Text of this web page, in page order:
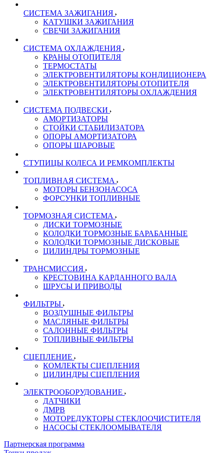
СИСТЕМА ЗАЖИГАНИЯ
КАТУШКИ ЗАЖИГАНИЯ
СВЕЧИ ЗАЖИГАНИЯ
СИСТЕМА ОХЛАЖДЕНИЯ
КРАНЫ ОТОПИТЕЛЯ
ТЕРМОСТАТЫ
ЭЛЕКТРОВЕНТИЛЯТОРЫ КОНДИЦИОНЕРА
ЭЛЕКТРОВЕНТИЛЯТОРЫ ОТОПИТЕЛЯ
ЭЛЕКТРОВЕНТИЛЯТОРЫ ОХЛАЖДЕНИЯ
СИСТЕМА ПОДВЕСКИ
АМОРТИЗАТОРЫ
СТОЙКИ СТАБИЛИЗАТОРА
ОПОРЫ АМОРТИЗАТОРА
ОПОРЫ ШАРОВЫЕ
СТУПИЦЫ КОЛЕСА И РЕМКОМПЛЕКТЫ
ТОПЛИВНАЯ СИСТЕМА
МОТОРЫ БЕНЗОНАСОСА
ФОРСУНКИ ТОПЛИВНЫЕ
ТОРМОЗНАЯ СИСТЕМА
ДИСКИ ТОРМОЗНЫЕ
КОЛОДКИ ТОРМОЗНЫЕ БАРАБАННЫЕ
КОЛОДКИ ТОРМОЗНЫЕ ДИСКОВЫЕ
ЦИЛИНДРЫ ТОРМОЗНЫЕ
ТРАНСМИССИЯ
КРЕСТОВИНА КАРДАННОГО ВАЛА
ШРУСЫ И ПРИВОДЫ
ФИЛЬТРЫ
ВОЗДУШНЫЕ ФИЛЬТРЫ
МАСЛЯНЫЕ ФИЛЬТРЫ
САЛОННЫЕ ФИЛЬТРЫ
ТОПЛИВНЫЕ ФИЛЬТРЫ
СЦЕПЛЕНИЕ
КОМЛЕКТЫ СЦЕПЛЕНИЯ
ЦИЛИНДРЫ СЦЕПЛЕНИЯ
ЭЛЕКТРООБОРУДОВАНИЕ
ДАТЧИКИ
ДМРВ
МОТОРЕДУКТОРЫ СТЕКЛООЧИСТИТЕЛЯ
НАСОСЫ СТЕКЛООМЫВАТЕЛЯ
Партнерская программа